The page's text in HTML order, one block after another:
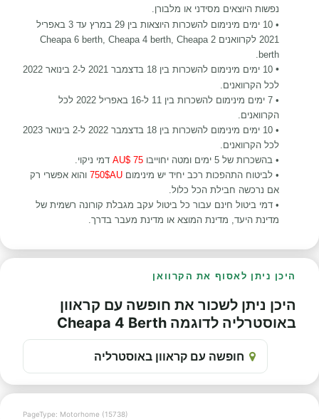
נפשות היוצאים מסידני או מלבורן.
• 10 ימים מינימום להשכרות היוצאות
בין 29 במרץ עד 3 באפריל
2021 לקרוואנים Cheapa 6 berth,
Cheapa 4 berth, Cheapa 2
berth
• 10 ימים מינימום להשכרות
בין 18 בדצמבר 2021 ל-2 בינואר 2022
לכל הקרוואנים.
• 7 ימים מינימום להשכרות
בין 11 ל-16 באפריל 2022 לכל
הקרוואנים.
• 10 ימים מינימום להשכרות
בין 18 בדצמבר 2022 ל-2 בינואר 2023
לכל הקרוואנים.
• בהשכרות של 5 ימים ומטה יחוייבו 75 $AU
דמי ניקוי.
• לביטוח התהפכות רכב יחיד יש מינימום 750$AU והוא אפשרי רק
אם נרכשה חבילת הכל כלול.
• דמי ביטול חינם עבור כל ביטול עקב מגבלת קורונה רשמית של
מדינת היעד, מדינת המוצא או מדינת מעבר בדרך
היכן ניתן לאסוף את הקרוואן
היכן ניתן לשכור את חופשה עם קראוון
באוסטרליה לדוגמה Cheapa 4 Berth
חופשה עם קראוון באוסטרליה
PageType: Motorhome (15738)